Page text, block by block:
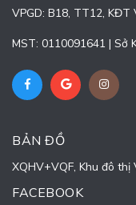
VPGD: B18, TT12, KĐT
MST: 0110091641 | Sở
BẢN ĐỒ
XQHV+VQF, Khu đô
FACEBOOK